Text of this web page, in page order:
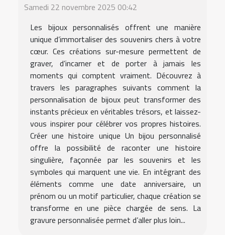
Samedi 22 novembre 2025 00:42
Les bijoux personnalisés offrent une manière
unique d’immortaliser des souvenirs chers à votre
cœur. Ces créations sur-mesure permettent de
graver, d’incarner et de porter à jamais les
moments qui comptent vraiment. Découvrez à
travers les paragraphes suivants comment la
personnalisation de bijoux peut transformer des
instants précieux en véritables trésors, et laissez-
vous inspirer pour célébrer vos propres histoires.
Créer une histoire unique Un bijou personnalisé
offre la possibilité de raconter une histoire
singulière, façonnée par les souvenirs et les
symboles qui marquent une vie. En intégrant des
éléments comme une date anniversaire, un
prénom ou un motif particulier, chaque création se
transforme en une pièce chargée de sens. La
gravure personnalisée permet d’aller plus loin...